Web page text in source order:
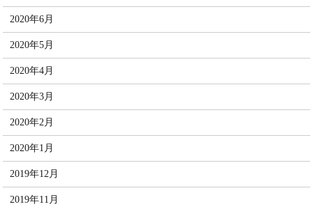
2020年6月
2020年5月
2020年4月
2020年3月
2020年2月
2020年1月
2019年12月
2019年11月